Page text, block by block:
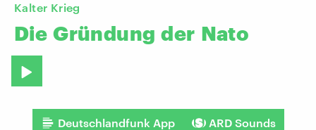
Kalter Krieg
Die Gründung der Nato
Deutschlandfunk App ARD Sounds